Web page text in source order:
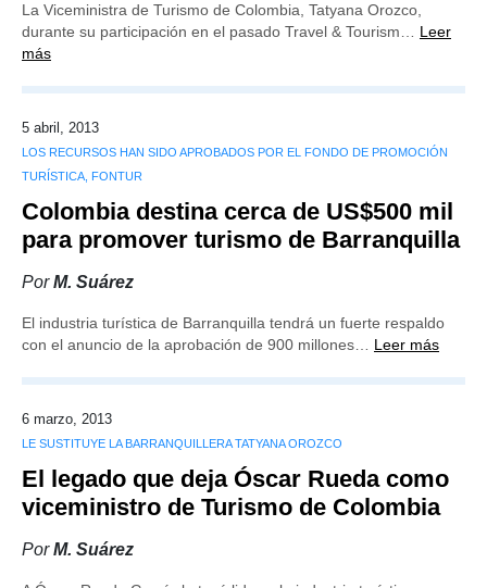
La Viceministra de Turismo de Colombia, Tatyana Orozco,
durante su participación en el pasado Travel & Tourism… Leer
más
5 abril, 2013
LOS RECURSOS HAN SIDO APROBADOS POR EL FONDO DE PROMOCIÓN
TURÍSTICA, FONTUR
Colombia destina cerca de US$500 mil
para promover turismo de Barranquilla
PorM. Suárez
El industria turística de Barranquilla tendrá un fuerte respaldo
con el anuncio de la aprobación de 900 millones… Leer más
6 marzo, 2013
LE SUSTITUYE LA BARRANQUILLERA TATYANA OROZCO
El legado que deja Óscar Rueda como
viceministro de Turismo de Colombia
PorM. Suárez